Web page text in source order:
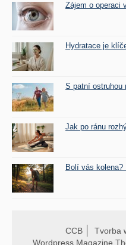
Zájem o operaci
Hydratace je
S patní ostruhou
Jak po ránu
Bolí vás
CCB
Tvorba
Wordpress Magazine